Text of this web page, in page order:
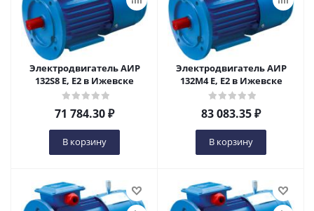
Электродвигатель АИР
132S8 Е, Е2 в Ижевске
71 784.30₽
В корзину
Электродвигатель АИР
132М4 Е, Е2 в Ижевске
83 083.35₽
В корзину